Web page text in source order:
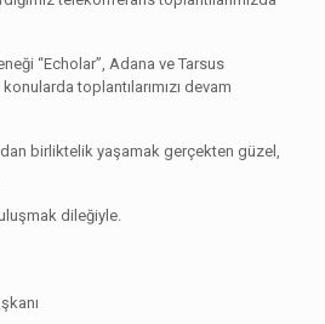
“Echolar”, Adana ve Tarsus
toplantılarımızı devam
birliktelik yaşamak gerçekten güzel,
dileğiyle.